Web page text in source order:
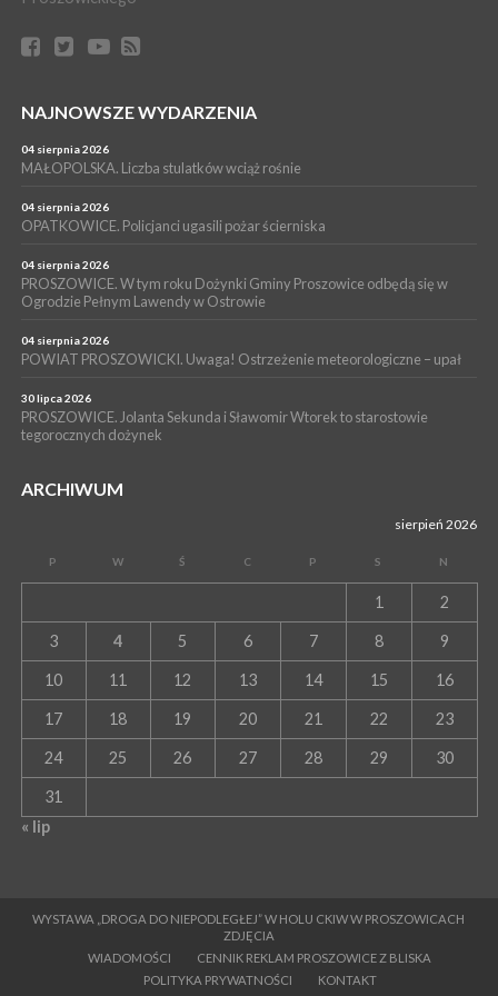
PROSZOWICE. W parku Warsztaty Edukacyjno-Przyrodnicze
NOC CIEM
15 lipca 2026
Czwartki w Bibliotece”
14 lipca 2026
PROSZOWICE. 26 lipca odbędzie się XII Marsz Rzeczpospolitej
WYDARZENIA
13 lipca 2026
Szpitalu im. Ojca Rafała z Proszowic już działa
NAJNOWSZE WYDARZENIA
04 sierpnia 2026
MAŁOPOLSKA. Liczba stulatków wciąż rośnie
04 sierpnia 2026
OPATKOWICE. Policjanci ugasili pożar ścierniska
04 sierpnia 2026
PROSZOWICE. W tym roku Dożynki Gminy Proszowice odbędą się w
Ogrodzie Pełnym Lawendy w Ostrowie
04 sierpnia 2026
POWIAT PROSZOWICKI. Uwaga! Ostrzeżenie meteorologiczne – upał
30 lipca 2026
PROSZOWICE. Jolanta Sekunda i Sławomir Wtorek to starostowie
tegorocznych dożynek
ARCHIWUM
sierpień 2026
P W Ś C P S N
1 2
3 4 5 6 7 8 9
10 11 12 13 14 15 16
17 18 19 20 21 22 23
24 25 26 27 28 29 30
31
« lip
WYSTAWA „DROGA DO NIEPODLEGŁEJ” W HOLU CKIW W PROSZOWICACH
ZDJĘCIA
WIADOMOŚCI
CENNIK REKLAM PROSZOWICE Z BLISKA
POLITYKA PRYWATNOŚCI
KONTAKT